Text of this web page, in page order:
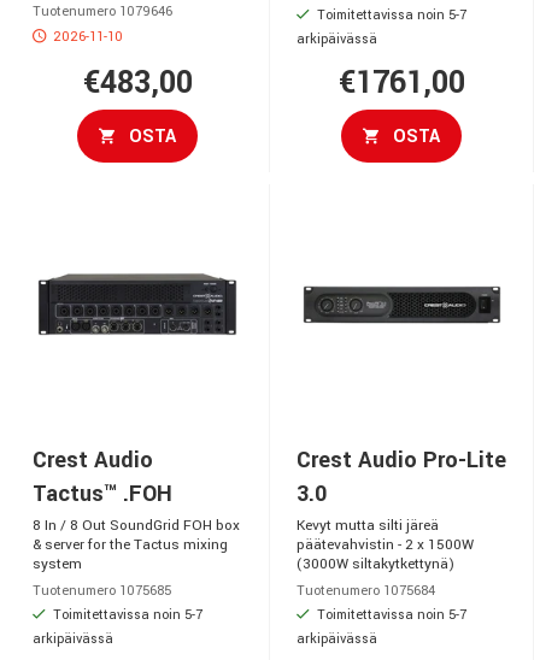
Tuotenumero 1079646
2026-11-10
€483,00
OSTA
Toimitettavissa noin 5-7
arkipäivässä
€1761,00
OSTA
Crest Audio
Tactus™ .FOH
8 In / 8 Out SoundGrid FOH box
& server for the Tactus mixing
system
Tuotenumero 1075685
Toimitettavissa noin 5-7
arkipäivässä
Crest Audio Pro-Lite
3.0
Kevyt mutta silti järeä
päätevahvistin - 2 x 1500W
(3000W siltakytkettynä)
Tuotenumero 1075684
Toimitettavissa noin 5-7
arkipäivässä